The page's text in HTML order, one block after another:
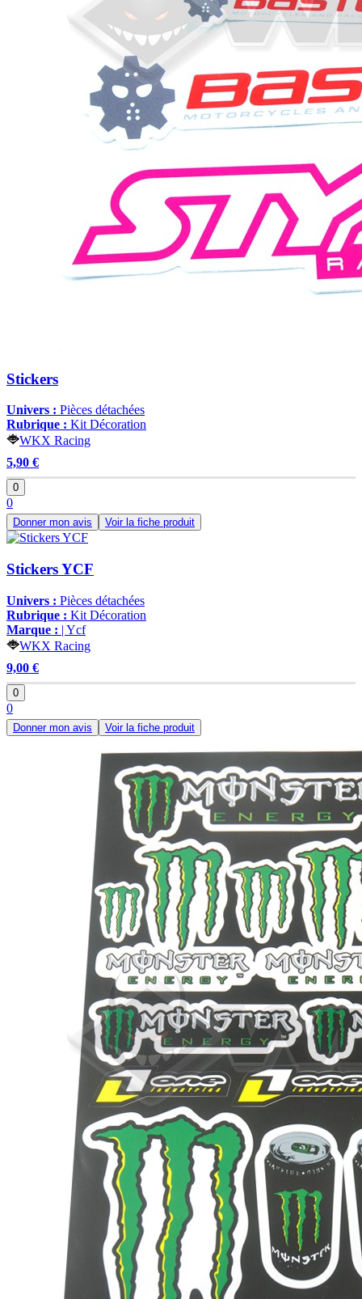
Stickers
Univers : Pièces détachées
Rubrique : Kit Décoration
WKX Racing
5,90 €
0
0
Donner mon avis Voir la fiche produit
Stickers YCF
Univers : Pièces détachées
Rubrique : Kit Décoration
Marque : | Ycf
WKX Racing
9,00 €
0
0
Donner mon avis Voir la fiche produit